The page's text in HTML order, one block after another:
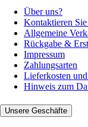
Über uns?
Kontaktieren
Allgemeine
Rückgabe &
Impressum
Zahlungsarten
Lieferkosten
Hinweis zum
Unsere Geschäfte